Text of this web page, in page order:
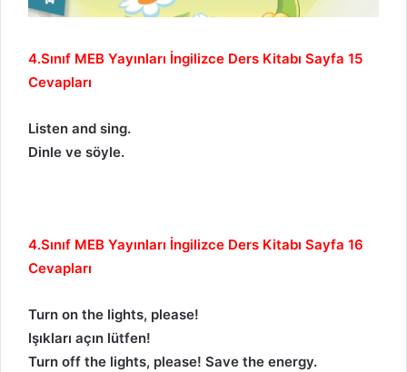
4.Sınıf MEB Yayınları İngilizce Ders Kitabı Sayfa 15
Cevapları
Listen and sing.
Dinle ve söyle.
4.Sınıf MEB Yayınları İngilizce Ders Kitabı Sayfa 16
Cevapları
Turn on the lights, please!
Işıkları açın lütfen!
Turn off the lights, please! Save the energy.